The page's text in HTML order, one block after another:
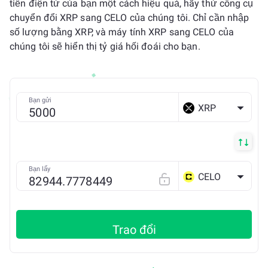
tiền điện tử của bạn một cách hiệu quả, hãy thử công cụ
chuyển đổi XRP sang CELO của chúng tôi. Chỉ cần nhập
số lượng bằng XRP, và máy tính XRP sang CELO của
chúng tôi sẽ hiển thị tỷ giá hối đoái cho bạn.
Bạn gửi
XRP
Bạn lấy
CELO
Trao đổi